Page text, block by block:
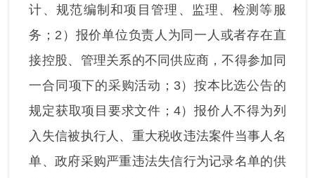
计、规范编制和项目管理、监理、检测等服
务；2）报价单位负责人为同一人或者存在直
接控股、管理关系的不同供应商，不得参加同
一合同项下的采购活动；3）按本比选公告的
规定获取项目要求文件；4）报价人不得为列
入失信被执行人、重大税收违法案件当事人名
单、政府采购严重违法失信行为记录名单的供